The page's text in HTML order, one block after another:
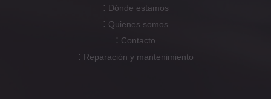
: Dónde estamos
: Quienes somos
: Contacto
: Reparación y mantenimiento